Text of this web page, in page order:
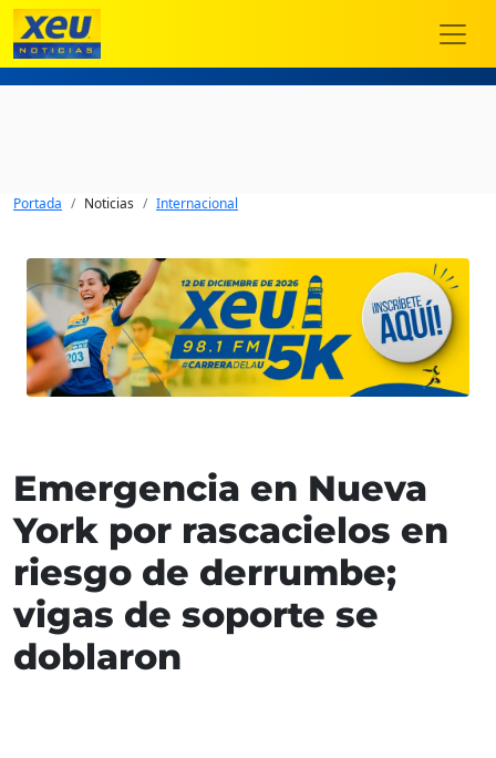
Portada Noticias Internacional
Emergencia en Nueva
York por rascacielos en
riesgo de derrumbe;
vigas de soporte se
doblaron